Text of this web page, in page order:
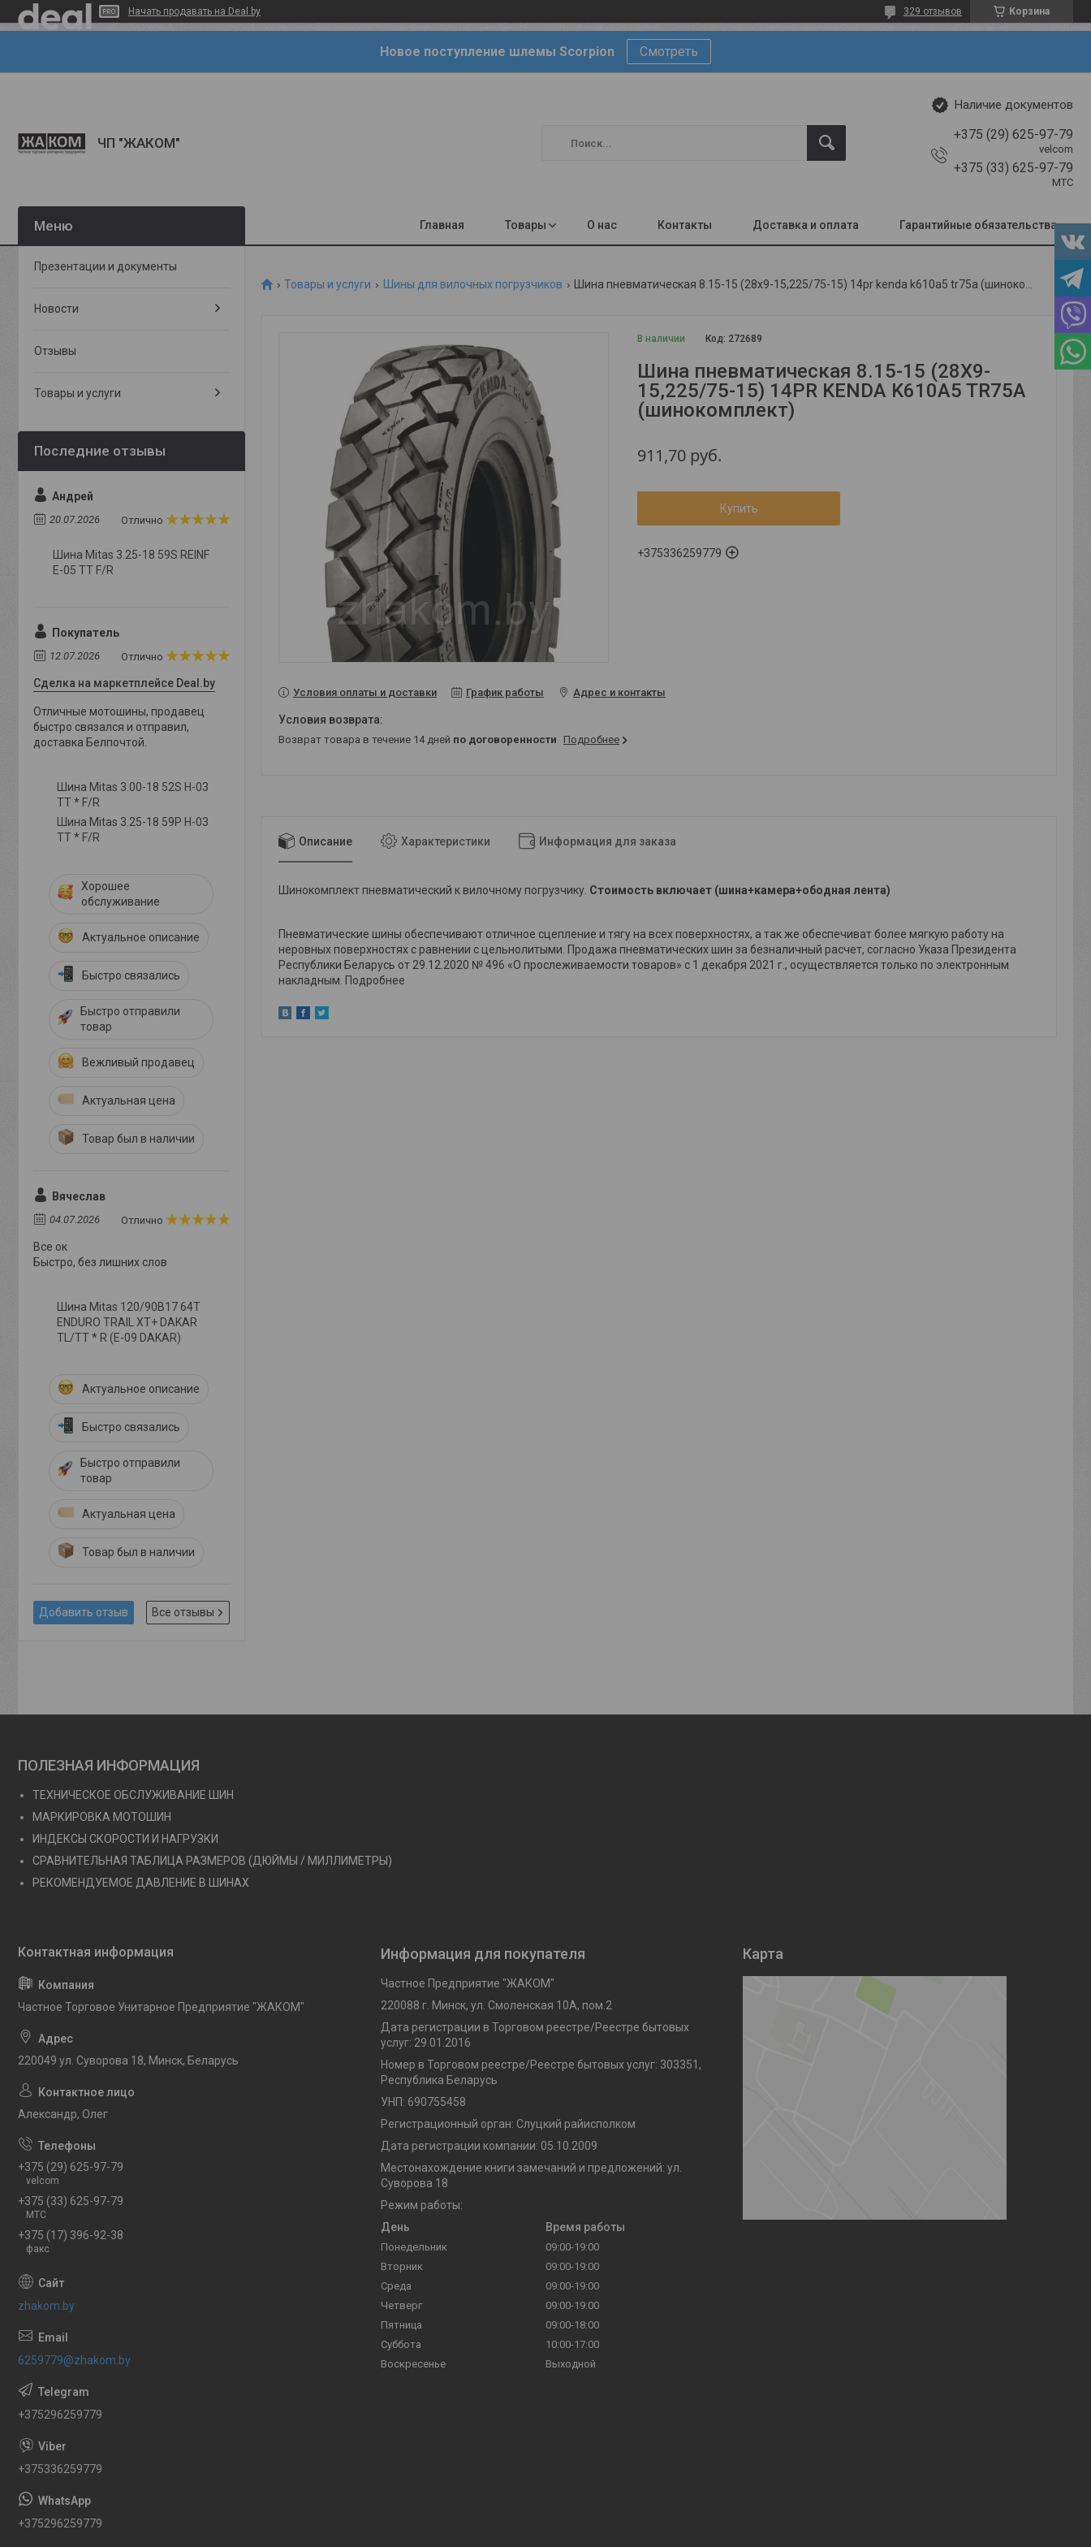
Начать продавать на Deal.by Корзина
329 отзывов
Новое поступление шлемы Scorpion Смотреть
ЧП "ЖАКОМ"
Наличие документов
+375 (29) 625-97-79
velcom
+375 (33) 625-97-79
МТС
Главная Товары О нас Контакты Доставка и оплата Гарантийные обязательства
Товары и услуги Шины для вилочных погрузчиков
В наличии Код: 272689
Шина пневматическая 8.15-15 (28X9-
15,225/75-15) 14PR KENDA K610A5 TR75A
(шинокомплект)
911,70 руб.
Купить
+375336259779
Условия оплаты и доставки График работы Адрес и контакты
возврат товара в течение 14 дней по договоренности Подробнее
Описание Характеристики Информация для заказа
Шинокомплект пневматический к вилочному погрузчику. Стоимость включает (шина+камера+ободная лента)
Пневматические шины обеспечивают отличное сцепление и тягу на всех поверхностях, а так же обеспечиват более мягкую работу на
неровных поверхностях с равнении с цельнолитыми. Продажа пневматических шин за безналичный расчет, согласно Указа Президента
Республики Беларусь от 29.12.2020 № 496 «О прослеживаемости товаров» с 1 декабря 2021 г., осуществляется только по электронным
накладным. Подробнее
Презентации и документы
Новости
Отзывы
Товары и услуги
Андрей
20.07.2026 Отлично
Шина Mitas 3.25-18 59S REINF
E-05 TT F/R
Покупатель
12.07.2026 Отлично
Сделка на маркетплейсе Deal.by
Отличные мотошины, продавец
быстро связался и отправил,
доставка Белпочтой.
Шина Mitas 3.00-18 52S H-03
TT * F/R
Шина Mitas 3.25-18 59P H-03
TT * F/R
Хорошее
обслуживание
Актуальное описание
Быстро связались
Быстро отправили
товар
Вежливый продавец
Актуальная цена
Товар был в наличии
Вячеслав
04.07.2026 Отлично
Все ок
Быстро, без лишних слов
Шина Mitas 120/90B17 64T
ENDURO TRAIL XT+ DAKAR
TL/TT * R (E-09 DAKAR)
Актуальное описание
Быстро связались
Быстро отправили
товар
Актуальная цена
Товар был в наличии
Добавить отзыв Все отзывы
ПОЛЕЗНАЯ ИНФОРМАЦИЯ
ТЕХНИЧЕСКОЕ ОБСЛУЖИВАНИЕ ШИН
МАРКИРОВКА МОТОШИН
ИНДЕКСЫ СКОРОСТИ И НАГРУЗКИ
СРАВНИТЕЛЬНАЯ ТАБЛИЦА РАЗМЕРОВ (ДЮЙМЫ / МИЛЛИМЕТРЫ)
РЕКОМЕНДУЕМОЕ ДАВЛЕНИЕ В ШИНАХ
Частное Торговое Унитарное Предприятие "ЖАКОМ"
220049 ул. Суворова 18, Минск, Беларусь
Александр, Олег
+375 (29) 625-97-79
velcom
+375 (33) 625-97-79
МТС
+375 (17) 396-92-38
факс
zhakom.by
6259779@zhakom.by
+375296259779
+375336259779
+375296259779
Информация для покупателя
Частное Предприятие "ЖАКОМ"
220088 г. Минск, ул. Смоленская 10A, пом.2
Дата регистрации в Торговом реестре/Реестре бытовых
услуг: 29.01.2016
Номер в Торговом реестре/Реестре бытовых услуг: 303351,
Республика Беларусь
УНП: 690755458
Регистрационный орган: Слуцкий райисполком
Дата регистрации компании: 05.10.2009
Местонахождение книги замечаний и предложений: ул.
Суворова 18
Режим работы:
День
Время работы
Понедельник
09:00-19:00
Вторник
09:00-19:00
Среда
09:00-19:00
Четверг
09:00-19:00
Пятница
09:00-18:00
Суббота
10:00-17:00
Воскресенье
Выходной
Карта